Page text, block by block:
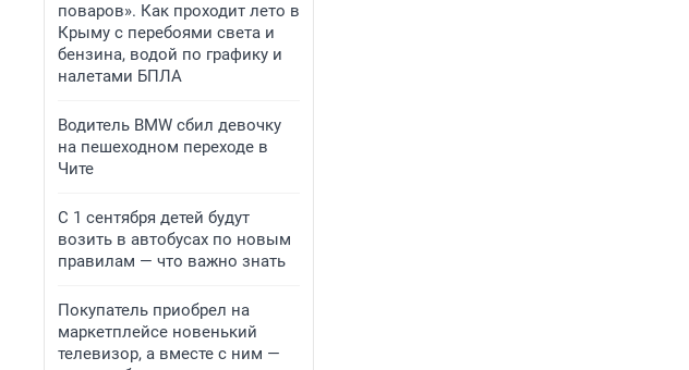
поваров». Как проходит лето в
Крыму с перебоями света и
бензина, водой по графику и
налетами БПЛА
Водитель BMW сбил девочку
на пешеходном переходе в
Чите
С 1 сентября детей будут
возить в автобусах по новым
правилам — что важно знать
Покупатель приобрел на
маркетплейсе новенький
телевизор, а вместе с ним —